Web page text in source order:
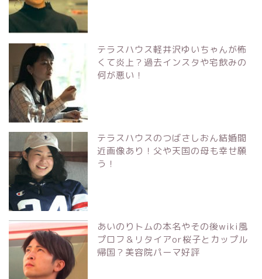
テラスハウス軽井沢ゆいちゃんが怖
くて炎上？過去インスタや宅飲みの
何が悪い！
テラスハウスのつばさしおん結婚間
近画像あり！父や天国の母も幸せ願
う！
あいのりトムの本名やその後wiki風
プロフ＆リタイアor桜子とカップル
帰国？美容院パーマ好評